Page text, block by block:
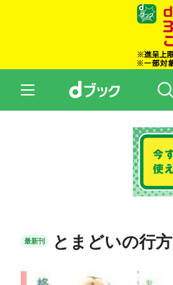
最新刊 とまどいの行方